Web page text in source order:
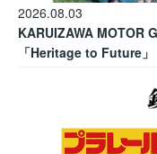
2026.08.03
KARUIZAWA MOTOR
「Heritage to Future」